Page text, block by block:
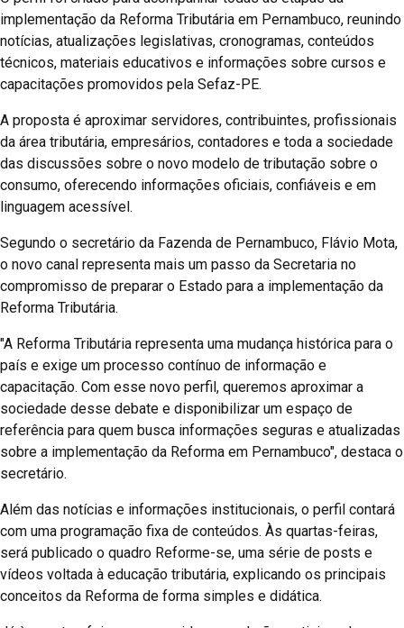
implementação da Reforma Tributária em Pernambuco, reunindo
notícias, atualizações legislativas, cronogramas, conteúdos
técnicos, materiais educativos e informações sobre cursos e
capacitações promovidos pela Sefaz-PE.
A proposta é aproximar servidores, contribuintes, profissionais
da área tributária, empresários, contadores e toda a sociedade
das discussões sobre o novo modelo de tributação sobre o
consumo, oferecendo informações oficiais, confiáveis e em
linguagem acessível.
Segundo o secretário da Fazenda de Pernambuco, Flávio Mota,
o novo canal representa mais um passo da Secretaria no
compromisso de preparar o Estado para a implementação da
Reforma Tributária.
"A Reforma Tributária representa uma mudança histórica para o
país e exige um processo contínuo de informação e
capacitação. Com esse novo perfil, queremos aproximar a
sociedade desse debate e disponibilizar um espaço de
referência para quem busca informações seguras e atualizadas
sobre a implementação da Reforma em Pernambuco", destaca o
secretário.
Além das notícias e informações institucionais, o perfil contará
com uma programação fixa de conteúdos. Às quartas-feiras,
será publicado o quadro Reforme-se, uma série de posts e
vídeos voltada à educação tributária, explicando os principais
conceitos da Reforma de forma simples e didática.